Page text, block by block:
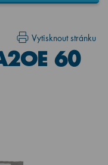
Vytisknout stránku
60